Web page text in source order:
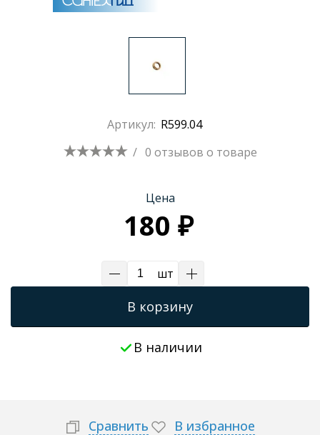
Аксессуары для ванных комнат
Душевые поддоны
Душевые уголки и ограждения
Артикул: R599.04
/ 0 отзывов о товаре
Цена
180 ₽
шт
В корзину
В наличии
Сравнить В избранное